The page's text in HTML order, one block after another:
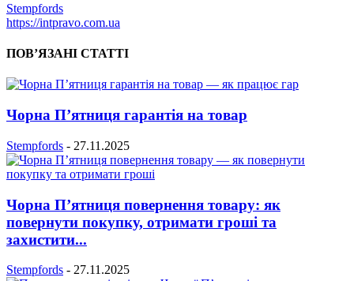
Stempfords
https://intpravo.com.ua
ПОВ’ЯЗАНІ СТАТТІ
Чорна П’ятниця гарантія на товар
Stempfords - 27.11.2025
Чорна П’ятниця повернення товару: як
повернути покупку, отримати гроші та
захистити...
Stempfords - 27.11.2025